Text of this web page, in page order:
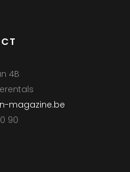
4B
magazine.be
90